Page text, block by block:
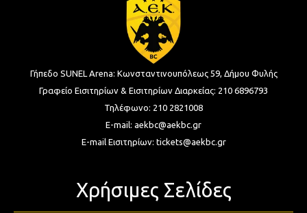
Γήπεδο SUNEL Arena: Κωνσταντινουπόλεως 59, Δήμου Φυλής
Γραφείο Εισιτηρίων & Εισιτηρίων Διαρκείας: 210 6896793
Τηλέφωνο: 210 2821008
E-mail: aekbc@aekbc.gr
E-mail Εισιτηρίων: tickets@aekbc.gr
Χρήσιμες Σελίδες